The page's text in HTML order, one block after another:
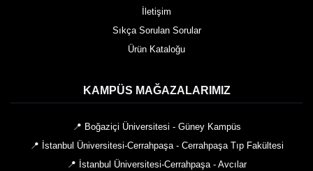
İletişim
Sıkça Sorulan Sorular
Ürün Kataloğu
KAMPÜS MAĞAZALARIMIZ
📍 Boğaziçi Üniversitesi - Güney Kampüs
📍 İstanbul Üniversitesi-Cerrahpaşa - Cerrahpaşa Tıp Fakültesi
📍 İstanbul Üniversitesi-Cerrahpaşa - Avcılar